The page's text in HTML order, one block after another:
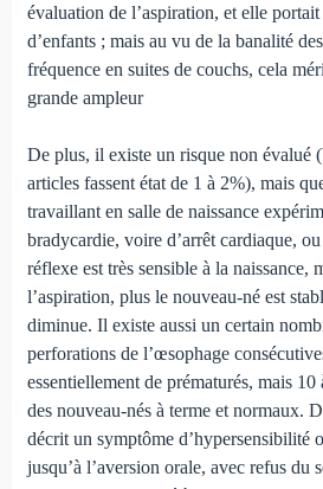
évaluation de l’aspiration, et elle
d’enfants ; mais au vu de la banalité
fréquence en suites de couchs, cela
grande ampleur
De plus, il existe un risque non évalué
articles fassent état de 1 à 2%), mais
travaillant en salle de naissance
bradycardie, voire d’arrêt cardiaque,
réflexe est très sensible à la naissance,
l’aspiration, plus le nouveau-né est
diminue. Il existe aussi un certain
perforations de l’œsophage
essentiellement de pré­maturés, mais 10
des nouveau-nés à terme et normaux.
décrit un symptôme d’hypersensibilité
jusqu’à l’aversion orale, avec refus du